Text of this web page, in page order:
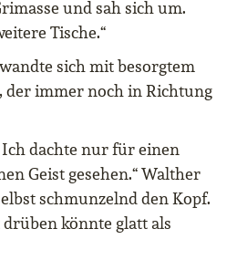
und sah sich um.
Tische.“
wandte sich mit besorgtem
der immer noch in Richtung
Ich dachte nur für einen
Geist gesehen.“ Walther
schmunzelnd den Kopf.
könnte glatt als